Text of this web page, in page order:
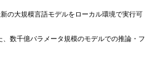
の大規模言語モデルをローカル環境で実行可
数千億パラメータ規模のモデルでの推論・フ